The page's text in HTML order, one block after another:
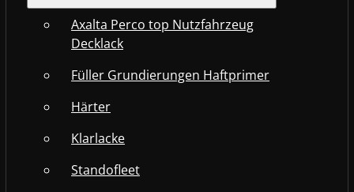
Axalta Perco top Nutzfahrzeug
Decklack
Füller Grundierungen Haftprimer
Härter
Klarlacke
Standofleet